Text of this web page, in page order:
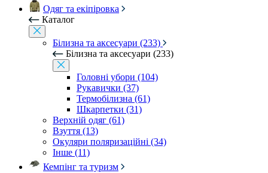
Одяг та екіпіровка
Каталог
Білизна та аксесуари (233)
Білизна та аксесуари (233)
Головні убори (104)
Рукавички (37)
Термобілизна (61)
Шкарпетки (31)
Верхній одяг (61)
Взуття (13)
Окуляри поляризаційні (34)
Інше (11)
Кемпінг та туризм